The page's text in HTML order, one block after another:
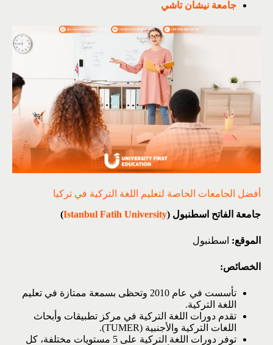
جامعة نيشان تاشي
أفضل الجامعات الخاصة لتعليم اللغة التركية في تركيا
جامعة الفاتح اسطنبول (Istanbul Fatih University
)
الموقع: اسطنبول
الخصائص:
تأسست في عام 2010 وتحظى بسمعة ممتازة في تعليم
اللغة التركية.
تقدم دورات اللغة التركية في مركز تطبيقات وأبحاث
اللغات التركية والأجنبية (TUMER).
توفر دورات اللغة التركية على 5 مستويات مختلفة، كل